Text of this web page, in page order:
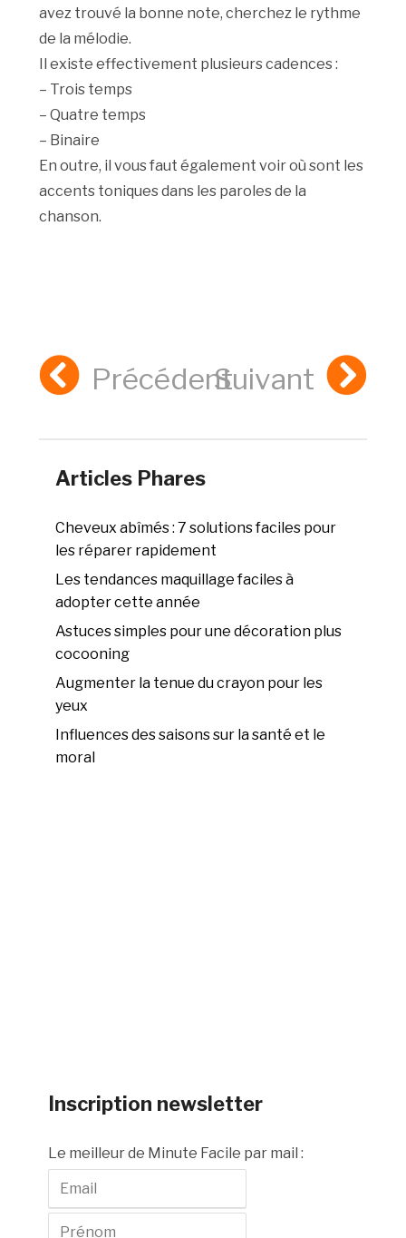
avez trouvé la bonne note, cherchez le rythme
de la mélodie.
Il existe effectivement plusieurs cadences :
– Trois temps
– Quatre temps
– Binaire
En outre, il vous faut également voir où sont les
accents toniques dans les paroles de la
chanson.
PrécédentSuivant
Articles Phares
Cheveux abîmés : 7 solutions faciles pour
les réparer rapidement
Les tendances maquillage faciles à
adopter cette année
Astuces simples pour une décoration plus
cocooning
Augmenter la tenue du crayon pour les
yeux
Influences des saisons sur la santé et le
moral
Inscription newsletter
Le meilleur de Minute Facile par mail :